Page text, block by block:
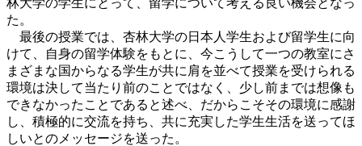
た。
最後の授業では、杏林大学の日本人学生および留学生に向
けて、自身の留学体験をもとに、今こうして一つの教室にさ
まざまな国からなる学生が共に肩を並べて授業を受けられる
環境は決して当たり前のことではなく、少し前までは想像も
できなかったことであると述べ、だからこそその環境に感謝
し、積極的に交流を持ち、共に充実した学生生活を送ってほ
しいとのメッセージを送った。